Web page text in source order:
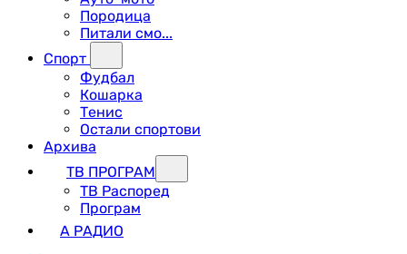
Породица
Питали смо...
Спорт
Фудбал
Кошарка
Тенис
Остали спортови
Архива
ТВ ПРОГРАМ
ТВ Распоред
Програм
А РАДИО